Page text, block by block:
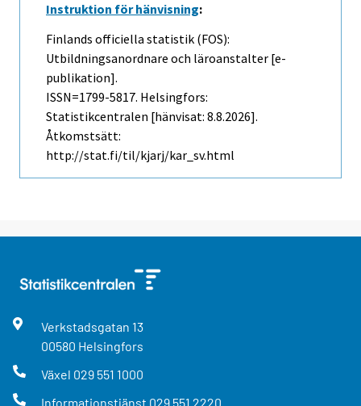
Instruktion för hänvisning:
Finlands officiella statistik (FOS):
Utbildningsanordnare och läroanstalter [e-
publikation].
ISSN=1799-5817. Helsingfors:
Statistikcentralen [hänvisat: 8.8.2026].
Åtkomstsätt:
http://stat.fi/til/kjarj/kar_sv.html
Verkstadsgatan 13
00580 Helsingfors
Växel 029 551 1000
Informationstjänst 029 551 2220